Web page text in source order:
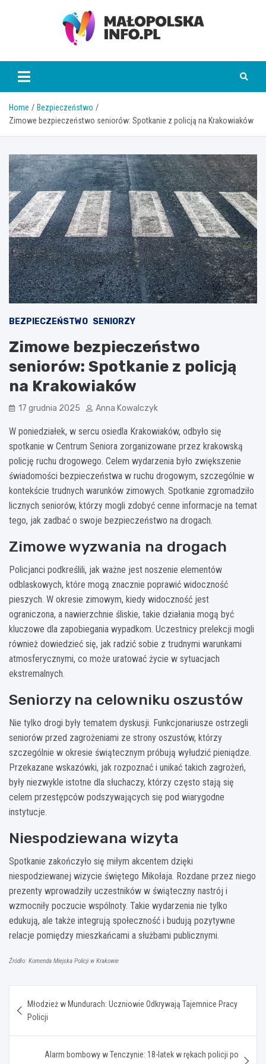
Małopolska Info
Home
Bezpieczeństwo
Zimowe bezpieczeństwo seniorów: Spotkanie z policją na Krakowiaków
BEZPIECZEŃSTWO SENIORZY
Zimowe bezpieczeństwo
seniorów: Spotkanie z policją
na Krakowiaków
17 grudnia 2025 Anna Kowalczyk
W poniedziałek, w sercu osiedla Krakowiaków, odbyło się
spotkanie w Centrum Seniora zorganizowane przez krakowską
policję ruchu drogowego. Celem wydarzenia było zwiększenie
świadomości bezpieczeństwa w ruchu drogowym, szczególnie w
kontekście trudnych warunków zimowych. Spotkanie zgromadziło
licznych seniorów, którzy mogli zdobyć cenne informacje na temat
tego, jak zadbać o swoje bezpieczeństwo na drogach.
Zimowe wyzwania na drogach
Policjanci podkreślili, jak ważne jest noszenie elementów
odblaskowych, które mogą znacznie poprawić widoczność
pieszych. W okresie zimowym, kiedy widoczność jest
ograniczona, a nawierzchnie śliskie, takie działania mogą być
kluczowe dla zapobiegania wypadkom. Uczestnicy prelekcji mogli
również dowiedzieć się, jak radzić sobie z trudnymi warunkami
atmosferycznymi, co może uratować życie w sytuacjach
ekstremalnych.
Seniorzy na celowniku oszustów
Nie tylko drogi były tematem dyskusji. Funkcjonariusze ostrzegli
seniorów przed zagrożeniami ze strony oszustów, którzy
szczególnie w okresie świątecznym próbują wyłudzić pieniądze.
Przekazane wskazówki, jak rozpoznać i unikać takich zagrożeń,
były niezwykle istotne dla słuchaczy, którzy często stają się
celem przestępców podszywających się pod wiarygodne
instytucje.
Niespodziewana wizyta
Spotkanie zakończyło się miłym akcentem dzięki
niespodziewanej wizycie świętego Mikołaja. Rozdane przez niego
prezenty wprowadziły uczestników w świąteczny nastrój i
wzmocniły poczucie wspólnoty. Takie wydarzenia nie tylko
edukują, ale także integrują społeczność i budują pozytywne
relacje pomiędzy mieszkańcami a służbami publicznymi.
Źródło: Komenda Miejska Policji w Krakowie
wpisu
Młodzież w Mundurach: Uczniowie Odkrywają Tajemnice Pracy
Policji
Alarm bombowy w Tenczynie: 18-latek w rękach policji po